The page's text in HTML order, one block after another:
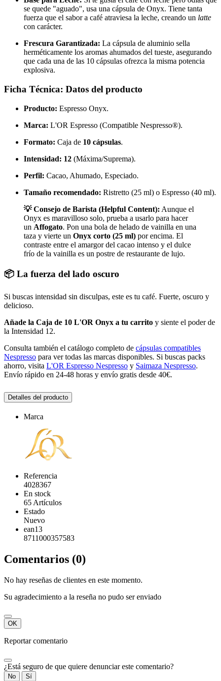
se quede "aguado", usa una cápsula de Onyx. Tiene tanta
fuerza que el sabor a café atraviesa la leche, creando un latte
con carácter.
Frescura Garantizada: La cápsula de aluminio sella
herméticamente los aromas ahumados del tueste, asegurando
que cada una de las 10 cápsulas ofrezca la misma potencia
explosiva.
Ficha Técnica: Datos del producto
Producto: Espresso Onyx.
Marca: L'OR Espresso (Compatible Nespresso®).
Formato: Caja de 10 cápsulas.
Intensidad: 12 (Máxima/Suprema).
Perfil: Cacao, Ahumado, Especiado.
Tamaño recomendado: Ristretto (25 ml) o Espresso (40 ml).
💡 Consejo de Barista (Helpful Content): Aunque el
Onyx es maravilloso solo, prueba a usarlo para hacer
un Affogato. Pon una bola de helado de vainilla en una
taza y vierte un Onyx corto (25 ml) por encima. El
contraste entre el amargor del cacao intenso y el dulce
frío de la vainilla es un postre de restaurante de lujo.
📦 La fuerza del lado oscuro
Si buscas intensidad sin disculpas, este es tu café. Fuerte, oscuro y
delicioso.
Añade la Caja de 10 L'OR Onyx a tu carrito y siente el poder de
la Intensidad 12.
Consulta también el catálogo completo de cápsulas compatibles
Nespresso para ver todas las marcas disponibles. Si buscas packs
ahorro, visita L'OR Espresso Nespresso y Saimaza Nespresso.
Envío rápido en 24-48 horas y envío gratis desde 40€.
Detalles del producto
Marca
Referencia
4028367
En stock
65 Artículos
Estado
Nuevo
ean13
8711000357583
Comentarios (0)
No hay reseñas de clientes en este momento.
Su agradecimiento a la reseña no pudo ser enviado
OK
Reportar comentario
¿Está seguro de que quiere denunciar este comentario?
No Sí